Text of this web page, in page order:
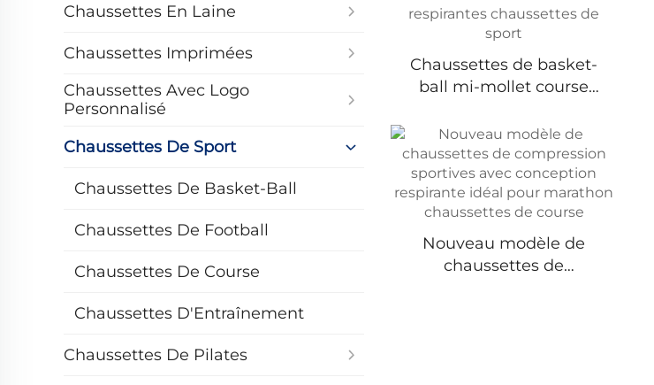
Chaussettes En Laine
Chaussettes Imprimées
Chaussettes Avec Logo
Personnalisé
Chaussettes De Sport
Chaussettes De Basket-Ball
Chaussettes De Football
Chaussettes De Course
Chaussettes D'Entraînement
Chaussettes De Pilates
Chaussettes de basket-
ball mi-mollet course
absorbantes respirantes
chaussettes de sport
Nouveau modèle de
chaussettes de